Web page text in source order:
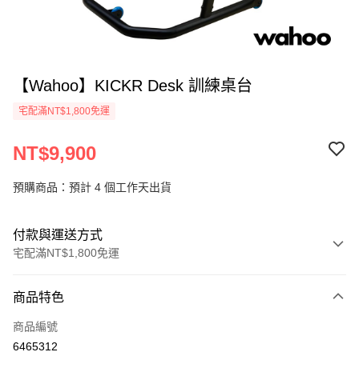
【Wahoo】KICKR Desk 訓練桌台
宅配滿NT$1,800免運
NT$9,900
預購商品：預計 4 個工作天出貨
付款與運送方式
宅配滿NT$1,800免運
信用卡一次付款
信用卡分期付款
商品特色
商品編號
6465312